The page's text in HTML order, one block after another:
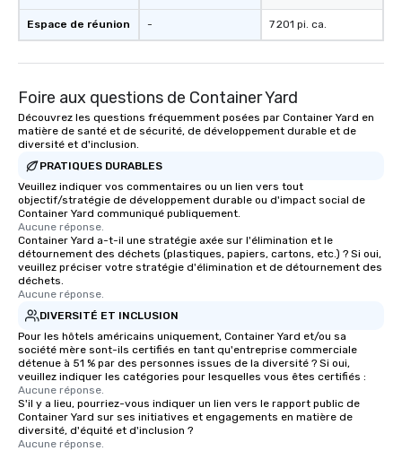
Espace de réunion - 7 201 pi. ca.
Foire aux questions de Container Yard
Découvrez les questions fréquemment posées par Container Yard en
matière de santé et de sécurité, de développement durable et de
diversité et d'inclusion.
PRATIQUES DURABLES
Veuillez indiquer vos commentaires ou un lien vers tout
objectif/stratégie de développement durable ou d'impact social de
Container Yard communiqué publiquement.
Aucune réponse.
Container Yard a-t-il une stratégie axée sur l'élimination et le
détournement des déchets (plastiques, papiers, cartons, etc.) ? Si oui,
veuillez préciser votre stratégie d'élimination et de détournement des
déchets.
Aucune réponse.
DIVERSITÉ ET INCLUSION
Pour les hôtels américains uniquement, Container Yard et/ou sa
société mère sont-ils certifiés en tant qu'entreprise commerciale
détenue à 51 % par des personnes issues de la diversité ? Si oui,
veuillez indiquer les catégories pour lesquelles vous êtes certifiés :
Aucune réponse.
S'il y a lieu, pourriez-vous indiquer un lien vers le rapport public de
Container Yard sur ses initiatives et engagements en matière de
diversité, d'équité et d'inclusion ?
Aucune réponse.